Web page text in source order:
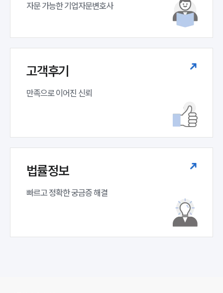
자문 가능한 기업자문변호사
고객후기
만족으로 이어진 신뢰
법률정보
빠르고 정확한 궁금증 해결